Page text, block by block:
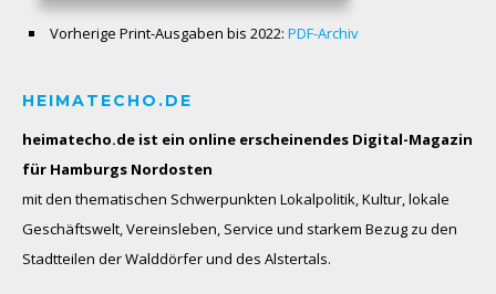
Vorherige Print-Ausgaben bis 2022: PDF-Archiv
HEIMATECHO.DE
heimatecho.de ist ein online erscheinendes Digital-Magazin
für Hamburgs Nordosten
mit den thematischen Schwerpunkten Lokalpolitik, Kultur, lokale
Geschäftswelt, Vereinsleben, Service und starkem Bezug zu den
Stadtteilen der Walddörfer und des Alstertals.